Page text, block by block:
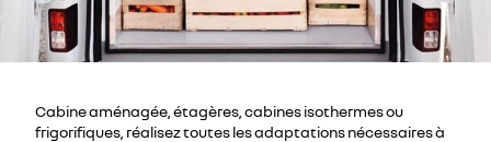
Cabine aménagée, étagères, cabines isothermes ou
frigorifiques, réalisez toutes les adaptations nécessaires à